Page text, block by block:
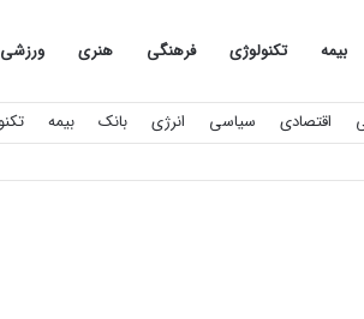
بیمه تکنولوژی فرهنگی هنری ورزشی
اقتصادی سیاسی انرژی بانک بیمه